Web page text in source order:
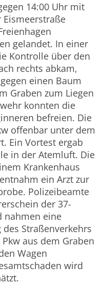
14:00 Uhr mit
Eismeerstraße
gelandet. In einer
Kontrolle über den
rechts abkam,
einen Baum
Graben zum Liegen
konnten die
befreien. Die
offenbar unter dem
Ein Vortest ergab
in der Atemluft. Die
Krankenhaus
ein Arzt zur
Polizeibeamte
der 37-
nahmen eine
Straßenverkehrs
aus dem Graben
Wagen
wird